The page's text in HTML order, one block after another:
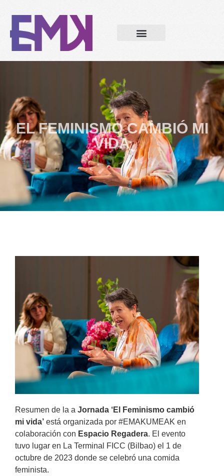
EL FEMINISMO CAMBIÓ MI
VIDA
Resumen de la a Jornada ‘El Feminismo cambió
mi vida’ está organizada por #EMAKUMEAK en
colaboración con Espacio Regadera. El evento
tuvo lugar en La Terminal FICC (Bilbao) el 1 de
octubre de 2023 donde se celebró una comida
feminista.